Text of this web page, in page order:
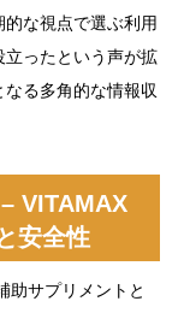
な視点で選ぶ利用
ったという声が拡
る多角的な情報収
VITAMAX
安全性
助サプリメントと